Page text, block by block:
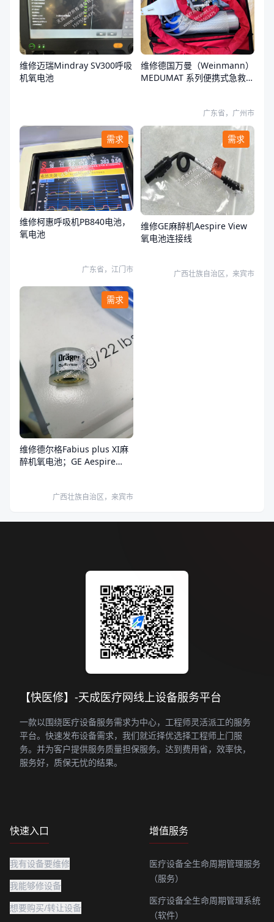
维修迈瑞Mindray SV300呼吸
机氧电池
维修德国万曼（Weinmann）
MEDUMAT 系列便携式急救转
广东省，广州市
需求
维修柯惠呼吸机PB840电池，
氧电池
广东省，江门市
需求
维修GE麻醉机Aespire View
氧电池连接线
广西壮族自治区，来宾市
需求
维修德尔格Fabius plus XI麻
醉机氧电池；GE Aespire
广西壮族自治区，来宾市
【快医修】-天成医疗网线上设备服务平台
一款以围绕医疗设备服务需求为中心，工程师灵活派工的服务
平台。快速发布设备需求，我们就近择优选择工程师上门服
务。并为客户提供服务质量担保服务。达到费用省，效率快，
服务好，质保无忧的结果。
快速入口
我有设备要维修
我能够修设备
想要购买/转让设备
增值服务
医疗设备全生命周期管理服务
（服务）
医疗设备全生命周期管理系统
（软件）